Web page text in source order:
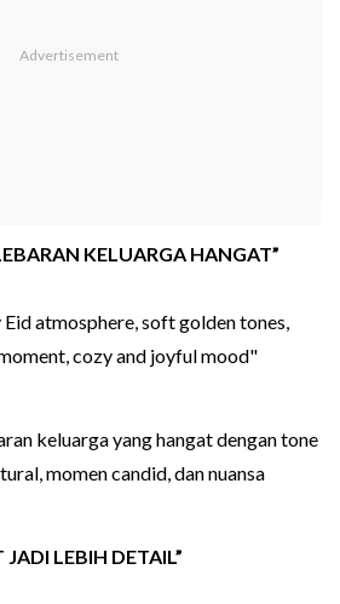
KELUARGA HANGAT”
atmosphere, soft golden tones,
cozy and joyful mood"
keluarga yang hangat dengan tone
momen candid, dan nuansa
LEBIH DETAIL”